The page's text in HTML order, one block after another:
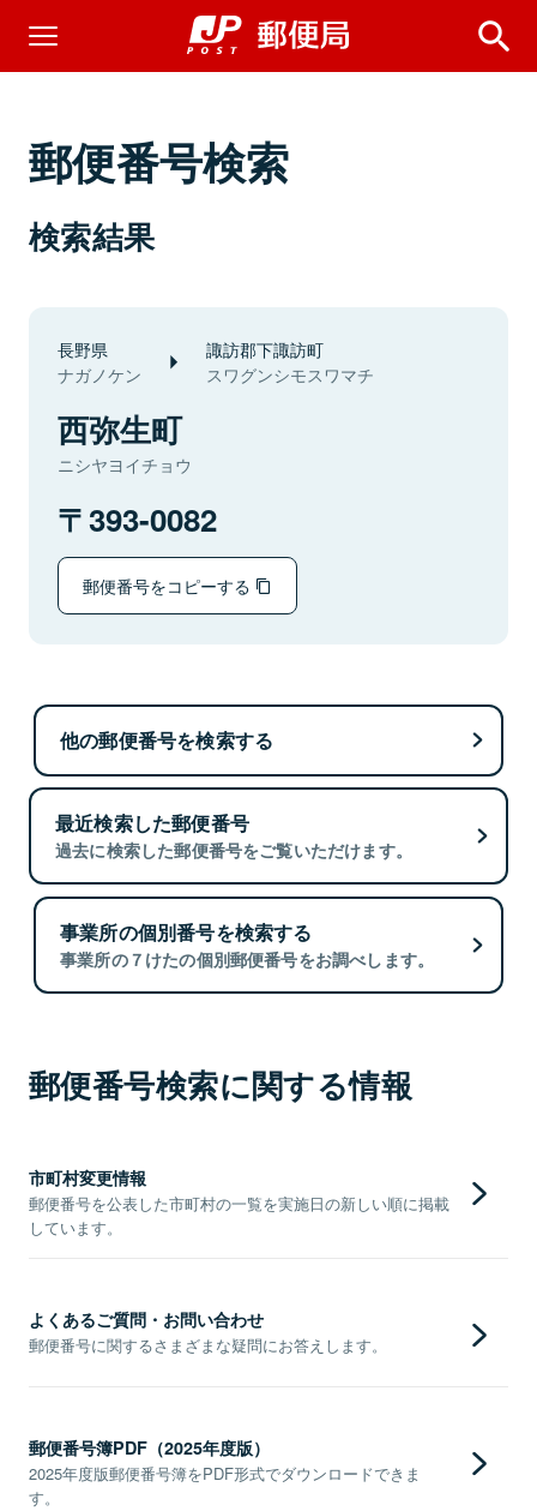
郵便番号検索
検索結果
長野県
ナガノケン
諏訪郡下諏訪町
スワグンシモスワマチ
西弥生町
ニシヤヨイチョウ
393-0082
郵便番号をコピーする
他の郵便番号を検索する
最近検索した郵便番号
過去に検索した郵便番号をご覧いただけます。
事業所の個別番号を検索する
事業所の７けたの個別郵便番号をお調べします。
郵便番号検索に関する情報
市町村変更情報
郵便番号を公表した市町村の一覧を実施日の新しい順に掲載
しています。
よくあるご質問・お問い合わせ
郵便番号に関するさまざまな疑問にお答えします。
郵便番号簿PDF（2025年度版）
2025年度版郵便番号簿をPDF形式でダウンロードできま
す。